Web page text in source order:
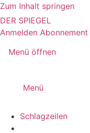
Zum Inhalt springen
DER SPIEGEL
Anmelden Abonnement
Menü öffnen
Menü
Schlagzeilen